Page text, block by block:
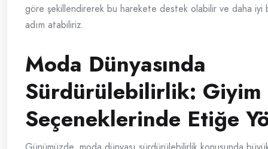
göre şekillendirerek bu harekete destek olabilir ve daha iyi
adım atabiliriz.
Moda Dünyasında
Sürdürülebilirlik: Giyim
Seçeneklerinde Etiğe